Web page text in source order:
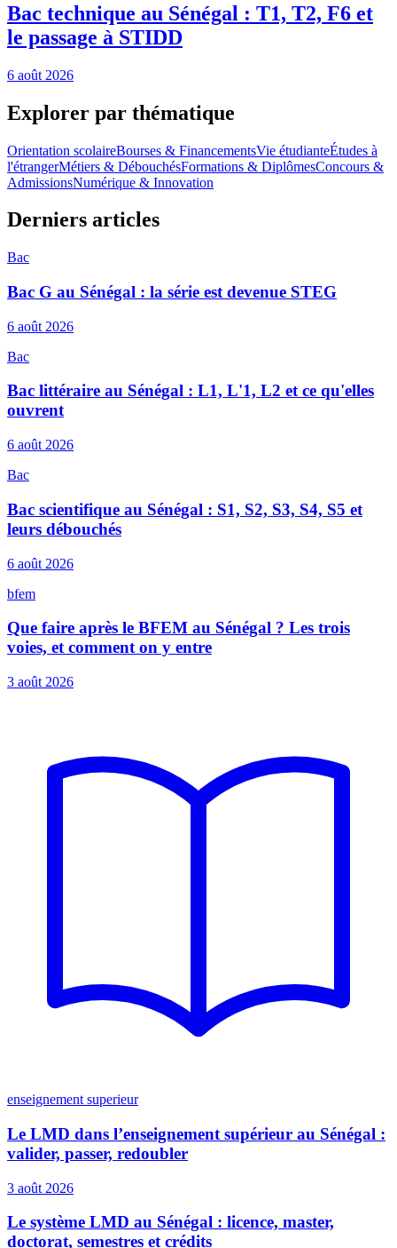
Bac technique au Sénégal : T1, T2, F6 et
le passage à STIDD
6 août 2026
Explorer par thématique
Orientation scolaireBourses & FinancementsVie étudianteÉtudes à
l'étrangerMétiers & DébouchésFormations & DiplômesConcours &
AdmissionsNumérique & Innovation
Derniers articles
Bac
Bac G au Sénégal : la série est devenue STEG
6 août 2026
Bac
Bac littéraire au Sénégal : L1, L'1, L2 et ce qu'elles
ouvrent
6 août 2026
Bac
Bac scientifique au Sénégal : S1, S2, S3, S4, S5 et
leurs débouchés
6 août 2026
bfem
Que faire après le BFEM au Sénégal ? Les trois
voies, et comment on y entre
3 août 2026
enseignement superieur
Le LMD dans l’enseignement supérieur au Sénégal :
valider, passer, redoubler
3 août 2026
Le système LMD au Sénégal : licence, master,
doctorat, semestres et crédits